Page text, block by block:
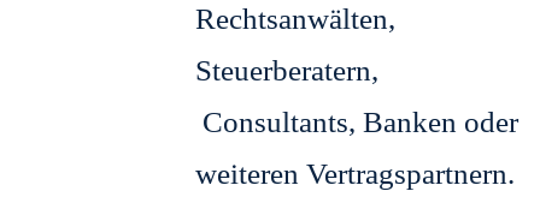
Rechtsanwälten,
Steuerberatern,
Consultants, Banken oder
weiteren Vertragspartnern.